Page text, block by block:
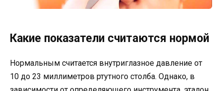
Какие показатели считаются нормой
Нормальным считается внутриглазное давление от
10 до 23 миллиметров ртутного столба. Однако, в